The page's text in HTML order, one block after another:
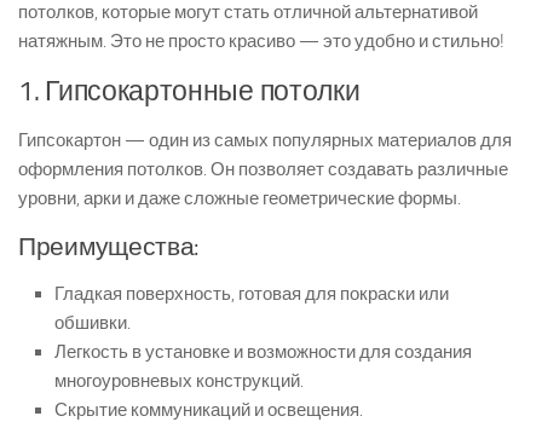
потолков, которые могут стать отличной альтернативой
натяжным. Это не просто красиво — это удобно и стильно!
1. Гипсокартонные потолки
Гипсокартон — один из самых популярных материалов для
оформления потолков. Он позволяет создавать различные
уровни, арки и даже сложные геометрические формы.
Преимущества:
Гладкая поверхность, готовая для покраски или
обшивки.
Легкость в установке и возможности для создания
многоуровневых конструкций.
Скрытие коммуникаций и освещения.